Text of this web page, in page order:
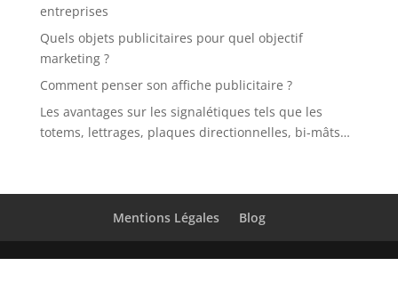
entreprises
Quels objets publicitaires pour quel objectif
marketing ?
Comment penser son affiche publicitaire ?
Les avantages sur les signalétiques tels que les
totems, lettrages, plaques directionnelles, bi-mâts…
Mentions Légales Blog